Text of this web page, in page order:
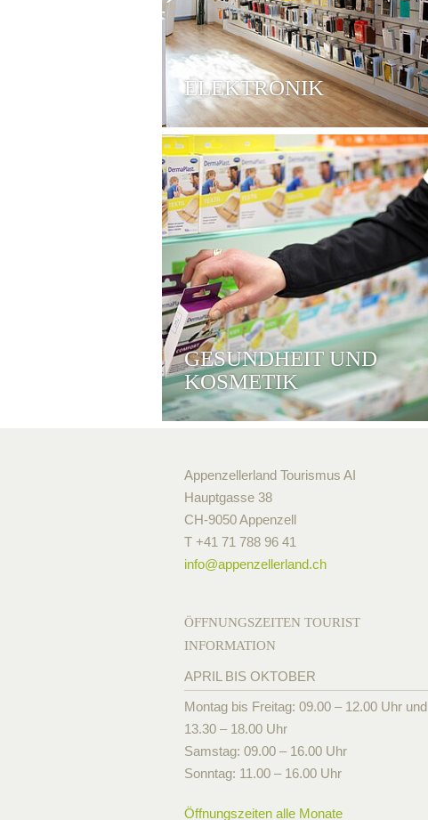
ELEKTRONIK
GESUNDHEIT UND
KOSMETIK
Appenzellerland Tourismus AI
Hauptgasse 38
CH-9050 Appenzell
T +41 71 788 96 41
info@appenzellerland.ch
ÖFFNUNGSZEITEN TOURIST
INFORMATION
APRIL BIS OKTOBER
Montag bis Freitag: 09.00 – 12.00 Uhr und
13.30 – 18.00 Uhr
Samstag: 09.00 – 16.00 Uhr
Sonntag: 11.00 – 16.00 Uhr
Öffnungszeiten alle Monate